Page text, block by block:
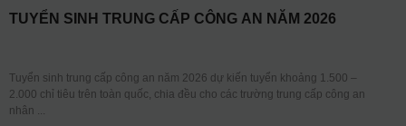
TUYỂN SINH TRUNG CẤP CÔNG AN NĂM 2026
Tuyển sinh trung cấp công an năm 2026 dự kiến tuyển khoảng 1.500 –
2.000 chỉ tiêu trên toàn quốc, chia đều cho các trường trung cấp công an
nhân